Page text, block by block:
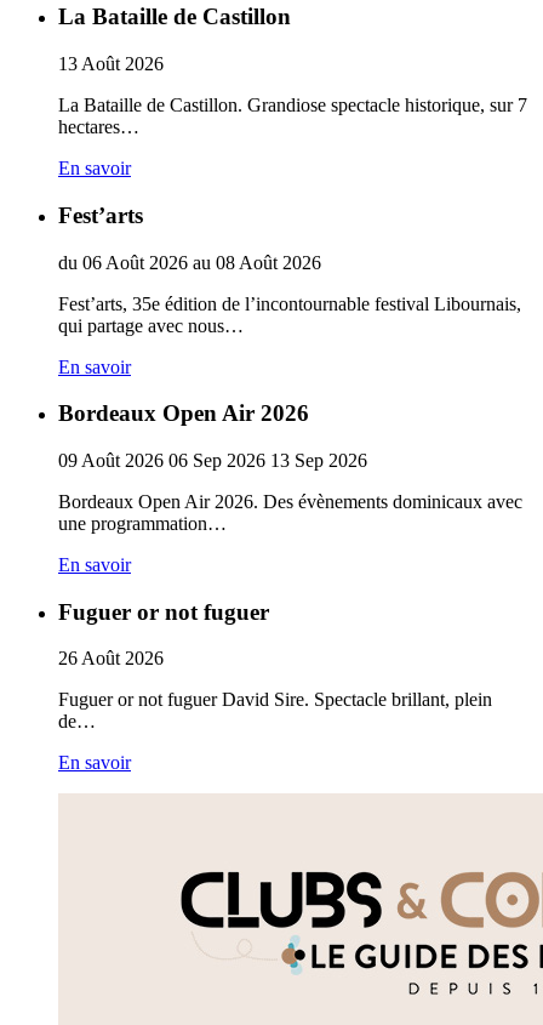
La Bataille de Castillon
13 Août 2026
La Bataille de Castillon. Grandiose spectacle historique, sur 7
hectares…
En savoir
Fest’arts
du 06 Août 2026 au 08 Août 2026
Fest’arts, 35e édition de l’incontournable festival Libournais,
qui partage avec nous…
En savoir
Bordeaux Open Air 2026
09 Août 2026 06 Sep 2026 13 Sep 2026
Bordeaux Open Air 2026. Des évènements dominicaux avec
une programmation…
En savoir
Fuguer or not fuguer
26Août 2026
Fuguer or not fuguer David Sire. Spectacle brillant, plein
de…
En savoir